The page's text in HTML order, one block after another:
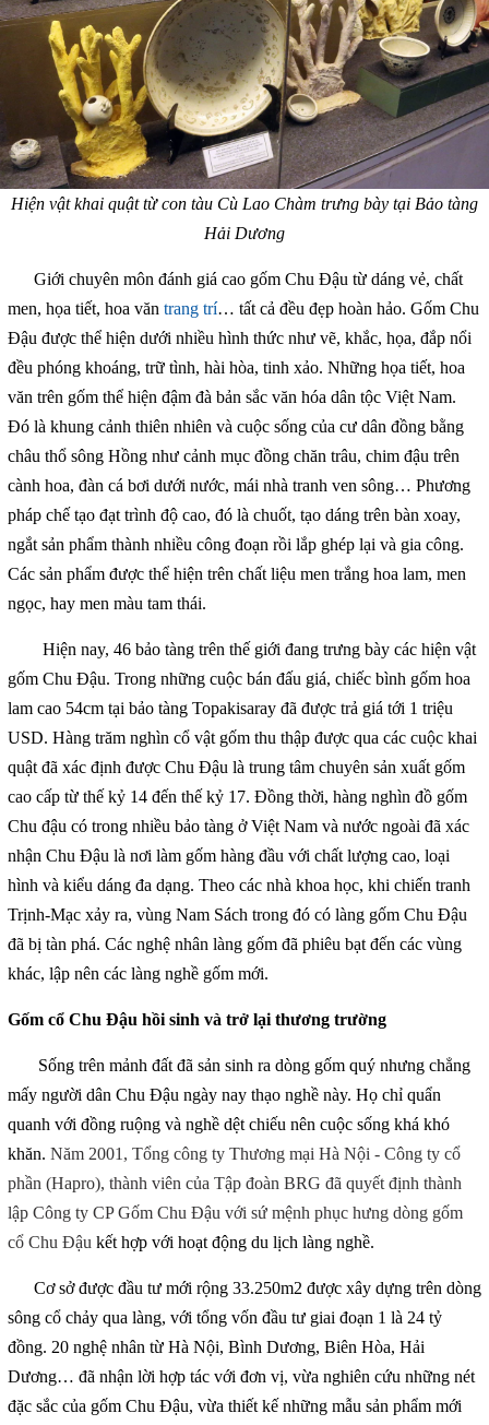
Hiện vật khai quật từ con tàu Cù Lao Chàm trưng bày tại Bảo tàng
Hải Dương
Giới chuyên môn đánh giá cao gốm Chu Đậu từ dáng vẻ, chất
men, họa tiết, hoa văn trang trí… tất cả đều đẹp hoàn hảo. Gốm Chu
Đậu được thể hiện dưới nhiều hình thức như vẽ, khắc, họa, đắp nổi
đều phóng khoáng, trữ tình, hài hòa, tinh xảo. Những họa tiết, hoa
văn trên gốm thể hiện đậm đà bản sắc văn hóa dân tộc Việt Nam.
Đó là khung cảnh thiên nhiên và cuộc sống của cư dân đồng bằng
châu thổ sông Hồng như cảnh mục đồng chăn trâu, chim đậu trên
cành hoa, đàn cá bơi dưới nước, mái nhà tranh ven sông… Phương
pháp chế tạo đạt trình độ cao, đó là chuốt, tạo dáng trên bàn xoay,
ngắt sản phẩm thành nhiều công đoạn rồi lắp ghép lại và gia công.
Các sản phẩm được thể hiện trên chất liệu men trắng hoa lam, men
ngọc, hay men màu tam thái.
Hiện nay, 46 bảo tàng trên thế giới đang trưng bày các hiện vật
gốm Chu Đậu. Trong những cuộc bán đấu giá, chiếc bình gốm hoa
lam cao 54cm tại bảo tàng Topakisaray đã được trả giá tới 1 triệu
USD. Hàng trăm nghìn cổ vật gốm thu thập được qua các cuộc khai
quật đã xác định được Chu Đậu là trung tâm chuyên sản xuất gốm
cao cấp từ thế kỷ 14 đến thế kỷ 17. Đồng thời, hàng nghìn đồ gốm
Chu đậu có trong nhiều bảo tàng ở Việt Nam và nước ngoài đã xác
nhận Chu Đậu là nơi làm gốm hàng đầu với chất lượng cao, loại
hình và kiểu dáng đa dạng. Theo các nhà khoa học, khi chiến tranh
Trịnh-Mạc xảy ra, vùng Nam Sách trong đó có làng gốm Chu Đậu
đã bị tàn phá. Các nghệ nhân làng gốm đã phiêu bạt đến các vùng
khác, lập nên các làng nghề gốm mới.
Gốm cổ Chu Đậu hồi sinh và trở lại thương trường
Sống trên mảnh đất đã sản sinh ra dòng gốm quý nhưng chẳng
mấy người dân Chu Đậu ngày nay thạo nghề này. Họ chỉ quẩn
quanh với đồng ruộng và nghề dệt chiếu nên cuộc sống khá khó
khăn. Năm 2001, Tổng công ty Thương mại Hà Nội - Công ty cổ
phần (Hapro), thành viên của Tập đoàn BRG đã quyết định thành
lập Công ty CP Gốm Chu Đậu với sứ mệnh phục hưng dòng gốm
cổ Chu Đậu kết hợp với hoạt động du lịch làng nghề.
Cơ sở được đầu tư mới rộng 33.250m2 được xây dựng trên dòng
sông cổ chảy qua làng, với tổng vốn đầu tư giai đoạn 1 là 24 tỷ
đồng. 20 nghệ nhân từ Hà Nội, Bình Dương, Biên Hòa, Hải
Dương… đã nhận lời hợp tác với đơn vị, vừa nghiên cứu những nét
đặc sắc của gốm Chu Đậu, vừa thiết kế những mẫu sản phẩm mới